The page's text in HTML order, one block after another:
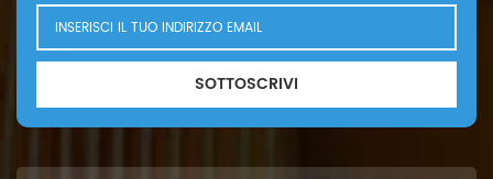
SOTTOSCRIVI